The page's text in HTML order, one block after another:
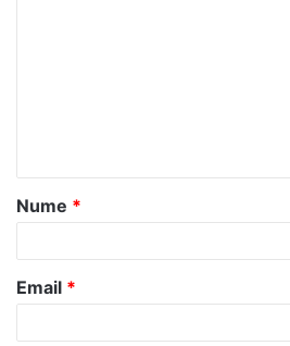
a
r
u
*
Nume *
Email *